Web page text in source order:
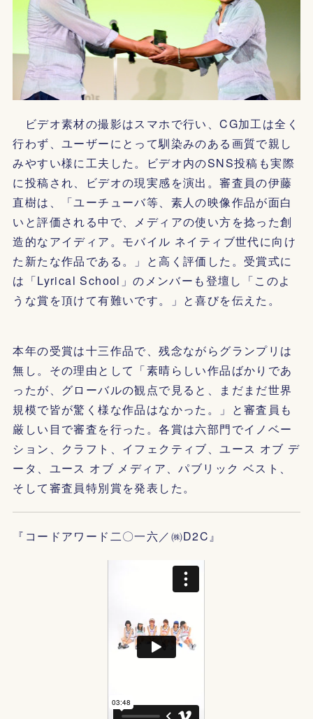
ビデオ素材の撮影はスマホで行い、CG加工は全く
行わず、ユーザーにとって馴染みのある画質で親し
みやすい様に工夫した。ビデオ内のSNS投稿も実際
に投稿され、ビデオの現実感を演出。審査員の伊藤
直樹は、「ユーチューバ等、素人の映像作品が面白
いと評価される中で、メディアの使い方を捻った創
造的なアイディア。モバイル ネイティブ世代に向け
た新たな作品である。」と高く評価した。受賞式に
は「Lyrical School」のメンバーも登壇し「このよ
うな賞を頂けて有難いです。」と喜びを伝えた。
本年の受賞は十三作品で、残念ながらグランプリは
無し。その理由として「素晴らしい作品ばかりであ
ったが、グローバルの観点で見ると、まだまだ世界
規模で皆が驚く様な作品はなかった。」と審査員も
厳しい目で審査を行った。各賞は六部門でイノベー
ション、クラフト、イフェクティブ、ユース オブ デ
ータ、ユース オブ メディア、パブリック ベスト、
そして審査員特別賞を発表した。
『コードアワード二〇一六／㈱D2C』